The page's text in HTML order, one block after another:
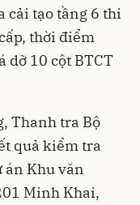
cải tạo tầng 6 thi
thời điểm
dỡ 10 cột BTCT
Thanh tra Bộ
quả kiểm tra
án Khu văn
Minh Khai,